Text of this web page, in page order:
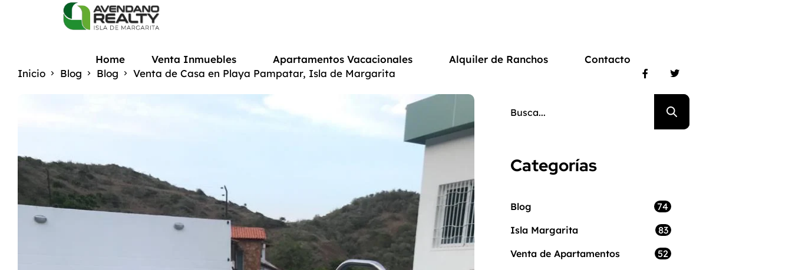
Home Venta Inmuebles Apartamentos Vacacionales Alquiler de Ranchos
Contacto
Inicio
Blog Blog Venta de Casa en Playa Pampatar, Isla de Margarita
Categorías
Blog 74
Isla Margarita 83
Venta de Apartamentos 52